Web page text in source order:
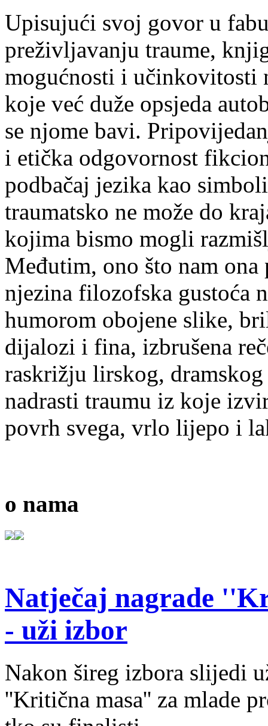
Upisujući svoj govor u
preživljavanju traume,
mogućnosti i učinkovitosti
koje već duže opsjeda
se njome bavi.
i etička odgovornost
podbačaj jezika kao
traumatsko ne može do
kojima bismo mogli
Međutim, ono što nam
njezina filozofska gustoća
humorom obojene slike,
dijalozi i fina, izbrušena
raskrižju lirskog,
nadrasti traumu iz koje
povrh svega, vrlo lijepo i
o nama
Natječaj nagrade
- uži izbor
Nakon šireg izbora slijedi
''Kritična masa'' za mlade